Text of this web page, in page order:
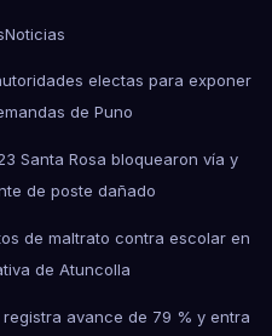
Noticias
electas para exponer
de Puno
Santa Rosa bloquearon vía y
de poste dañado
de maltrato contra escolar en
de Atuncolla
avance de 79 % y entra